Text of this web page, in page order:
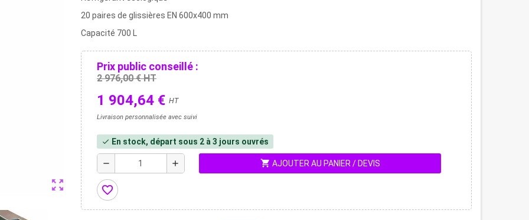
zoom_out_map
20 paires de glissières EN 600x400 mm
Capacité 700 L
Prix public conseillé :
2 976,00 € HT
1 904,64 € HT
Livraison personnalisée avec suivi
check En stock, départ sous 2 à 3 jours ouvrés
remove add shopping_cart AJOUTER AU PANIER / DEVIS
favorite_border